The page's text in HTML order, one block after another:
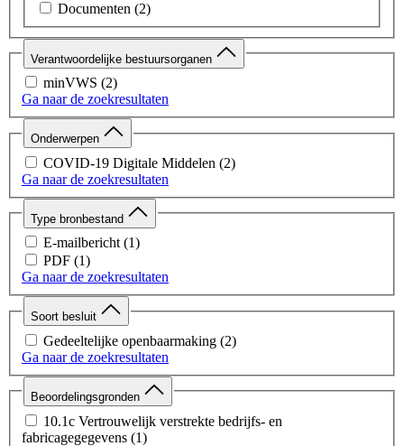
Documenten (2)
Verantwoordelijke bestuursorganen
minVWS (2)
Ga naar de zoekresultaten
Onderwerpen
COVID-19 Digitale Middelen (2)
Ga naar de zoekresultaten
Type bronbestand
E-mailbericht (1)
PDF (1)
Ga naar de zoekresultaten
Soort besluit
Gedeeltelijke openbaarmaking (2)
Ga naar de zoekresultaten
Beoordelingsgronden
10.1c Vertrouwelijk verstrekte bedrijfs- en
fabricagegegevens (1)